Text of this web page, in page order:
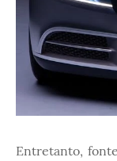
Entretanto,